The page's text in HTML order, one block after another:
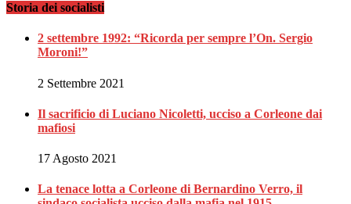
Storia dei socialisti
2 settembre 1992: “Ricorda per sempre l’On. Sergio
Moroni!”
2 Settembre 2021
Il sacrificio di Luciano Nicoletti, ucciso a Corleone dai
mafiosi
17 Agosto 2021
La tenace lotta a Corleone di Bernardino Verro, il